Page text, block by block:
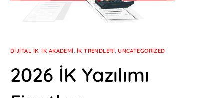
DIJITAL İK, İK AKADEMI, İK TRENDLERI,UNCATEGORIZED
2026 İK Yazılımı